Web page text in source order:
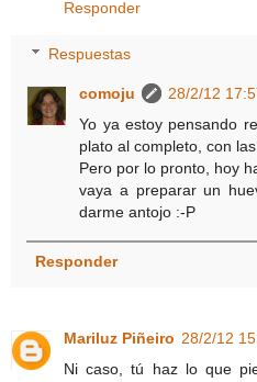
Responder
Respuestas
comoju
28/2/12
Yo ya estoy pensando
plato al completo, con
Pero por lo pronto, hoy
vaya a preparar un
darme antojo :-P
Responder
Mariluz Piñeiro 28/2/12
Ni caso, tú haz lo que